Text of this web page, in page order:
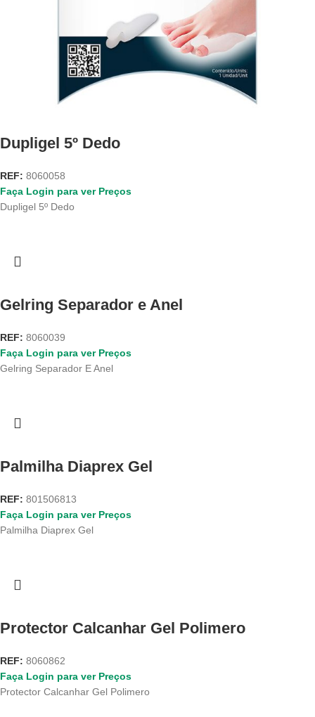
Dupligel 5º Dedo
REF: 8060058
Faça Login para ver Preços
Dupligel 5º Dedo
Gelring Separador e Anel
REF: 8060039
Faça Login para ver Preços
Gelring Separador E Anel
Palmilha Diaprex Gel
REF: 801506813
Faça Login para ver Preços
Palmilha Diaprex Gel
Protector Calcanhar Gel Polimero
REF: 8060862
Faça Login para ver Preços
Protector Calcanhar Gel Polimero